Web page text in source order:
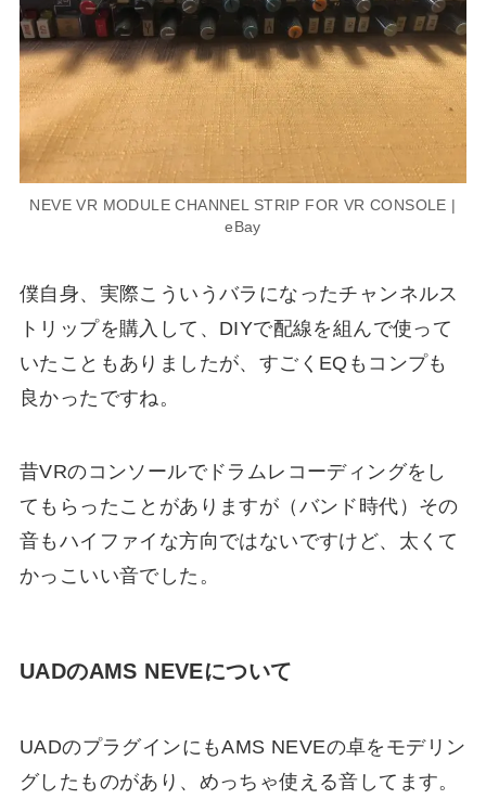
NEVE VR MODULE CHANNEL STRIP FOR VR CONSOLE |
eBay
僕自身、実際こういうバラになったチャンネルス
トリップを購入して、DIYで配線を組んで使って
いたこともありましたが、すごくEQもコンプも
良かったですね。
昔VRのコンソールでドラムレコーディングをし
てもらったことがありますが（バンド時代）その
音もハイファイな方向ではないですけど、太くて
かっこいい音でした。
UADのAMS NEVEについて
UADのプラグインにもAMS NEVEの卓をモデリン
グしたものがあり、めっちゃ使える音してます。